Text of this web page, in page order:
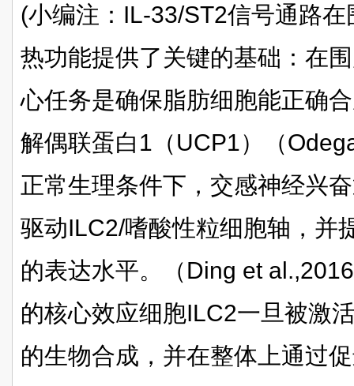
(小编注：IL-33/ST2信号通路
热功能提供了关键的基础：在
心任务是确保脂肪细胞能正确
解偶联蛋白1（UCP1）（
正常生理条件下，交感神经兴
驱动ILC2/嗜酸性粒细胞轴，并
的表达水平。（Ding et
的核心效应细胞ILC2一旦被激
的生物合成，并在整体上通过